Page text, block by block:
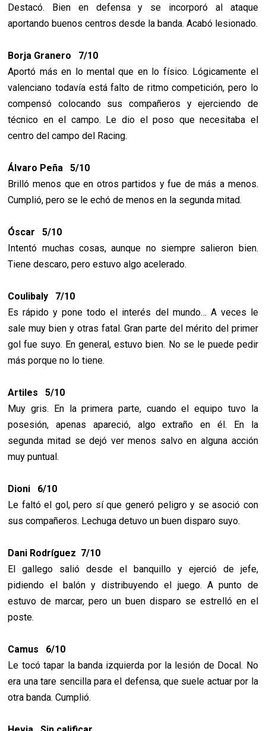
Destacó. Bien en defensa y se incorporó al ataque
aportando buenos centros desde la banda. Acabó lesionado.
Borja Granero 7/10
Aportó más en lo mental que en lo físico. Lógicamente el
valenciano todavía está falto de ritmo competición, pero lo
compensó colocando sus compañeros y ejerciendo de
técnico en el campo. Le dio el poso que necesitaba el
centro del campo del Racing.
Álvaro Peña 5/10
Brilló menos que en otros partidos y fue de más a menos.
Cumplió, pero se le echó de menos en la segunda mitad.
Óscar 5/10
Intentó muchas cosas, aunque no siempre salieron bien.
Tiene descaro, pero estuvo algo acelerado.
Coulibaly 7/10
Es rápido y pone todo el interés del mundo… A veces le
sale muy bien y otras fatal. Gran parte del mérito del primer
gol fue suyo. En general, estuvo bien. No se le puede pedir
más porque no lo tiene.
Artiles 5/10
Muy gris. En la primera parte, cuando el equipo tuvo la
posesión, apenas apareció, algo extraño en él. En la
segunda mitad se dejó ver menos salvo en alguna acción
muy puntual.
Dioni 6/10
Le faltó el gol, pero sí que generó peligro y se asoció con
sus compañeros. Lechuga detuvo un buen disparo suyo.
Dani Rodríguez 7/10
El gallego salió desde el banquillo y ejerció de jefe,
pidiendo el balón y distribuyendo el juego. A punto de
estuvo de marcar, pero un buen disparo se estrelló en el
poste.
Camus 6/10
Le tocó tapar la banda izquierda por la lesión de Docal. No
era una tare sencilla para el defensa, que suele actuar por la
otra banda. Cumplió.